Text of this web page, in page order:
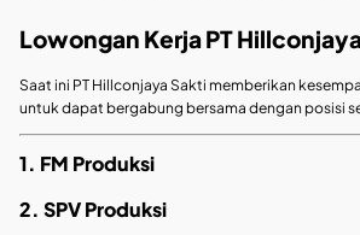
Lowongan Kerja PT
Saat ini PT Hillconjaya Sakti memberikan
untuk dapat bergabung bersama dengan posisi
1. FM Produksi
2. SPV Produksi